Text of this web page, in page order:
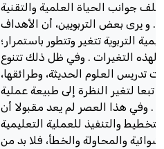
جوانب الحياة العلمية والتقنية
و يرى بعض التربويين، أن الأهداف
التربوية تتغير وتتطور باستمرار؛
لهذه التغيرات . وفي ظل ذلك تتنوع
تدريس العلوم الحديثة، وطرائقها،
تبعا لتغير النظرة إلى طبيعة عملية
. وفي هذا العصر لم يعد مقبولا أن
والتنفيذ للعملية التعليمية
والمحاولة والخطأ، فلا بد من